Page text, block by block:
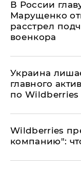
В России
Марущенко
расстрел
военкора
​Украина
главного
по Wildberries
Wildberries
компанию":